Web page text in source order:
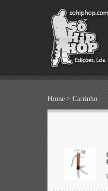
Home > Carrinho